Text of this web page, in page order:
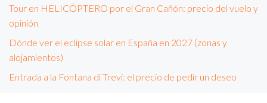
Tour en HELICÓPTERO por el Gran Cañón: precio del vuelo y
opinión
Dónde ver el eclipse solar en España en 2027 (zonas y
alojamientos)
Entrada a la Fontana di Trevi: el precio de pedir un deseo